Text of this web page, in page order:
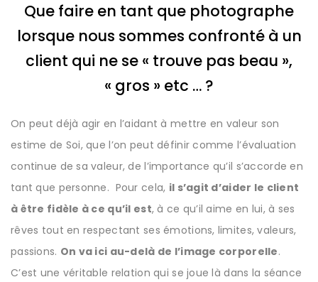
Que faire en tant que photographe
lorsque nous sommes confronté à un
client qui ne se « trouve pas beau »,
« gros » etc … ?
On peut déjà agir en l’aidant à mettre en valeur son
estime de Soi, que l’on peut définir comme l’évaluation
continue de sa valeur, de l’importance qu’il s’accorde en
tant que personne. Pour cela, il s’agit d’aider le client
à être fidèle à ce qu’il est, à ce qu’il aime en lui, à ses
rêves tout en respectant ses émotions, limites, valeurs,
passions. On va ici au-delà de l’image corporelle.
C’est une véritable relation qui se joue là dans la séance